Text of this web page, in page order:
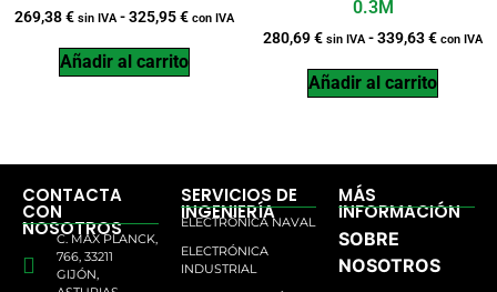
269,38€ sin IVA -325,95€ con IVA
Añadir al carrito
0.3M
280,69€ sin IVA -339,63€ con IVA
Añadir al carrito
CONTACTA
CON
NOSOTROS
C. MAX PLANCK,
766, 33211
GIJÓN,
SERVICIOS DE
INGENIERÍA
ELECTRÓNICA NAVAL
ELECTRÓNICA
INDUSTRIAL
MÁS
INFORMACIÓN
SOBRE
NOSOTROS